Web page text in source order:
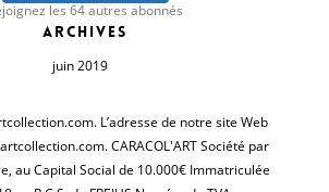
les 64 autres abonnés
Archives
juin 2019
L’adresse de notre site Web
CARACOL'ART Société par
au Capital Social de 10.000€ Immatriculée